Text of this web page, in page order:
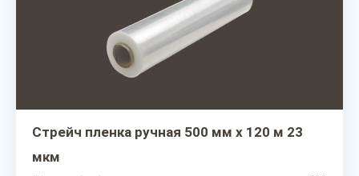
Стрейч пленка ручная 500 мм х 120 м 23
мкм